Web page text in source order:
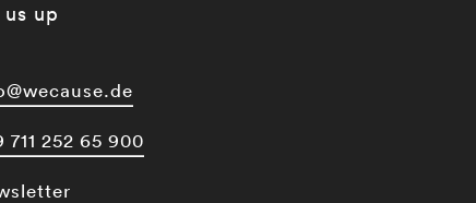
up
711 252 65 900